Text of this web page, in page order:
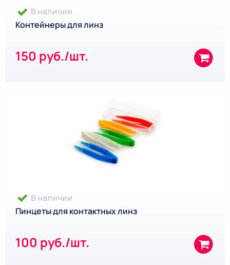
В наличии
Контейнеры для линз
150 руб./шт.
В наличии
Пинцеты для контактных линз
100 руб./шт.